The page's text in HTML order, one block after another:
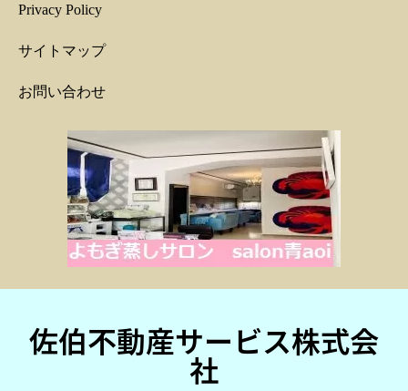
Privacy Policy
サイトマップ
お問い合わせ
佐伯不動産サービス株式会
社